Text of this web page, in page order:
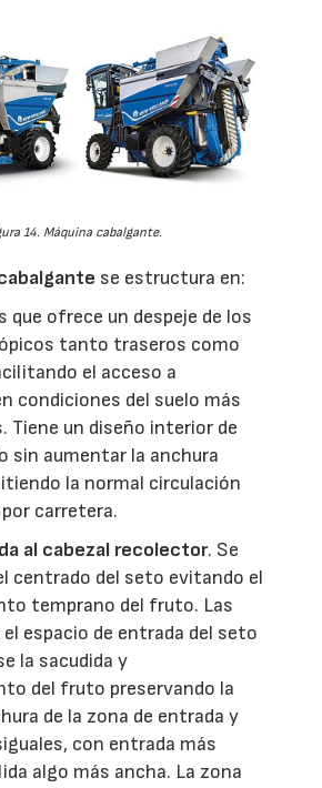
14. Máquina cabalgante.
se estructura en:
que ofrece un despeje de los
tanto traseros como
el acceso a
condiciones del suelo más
Tiene un diseño interior de
sin aumentar la anchura
la normal circulación
carretera.
al cabezal recolector. Se
centrado del seto evitando el
temprano del fruto. Las
espacio de entrada del seto
la sacudida y
del fruto preservando la
de la zona de entrada y
con entrada más
algo más ancha. La zona